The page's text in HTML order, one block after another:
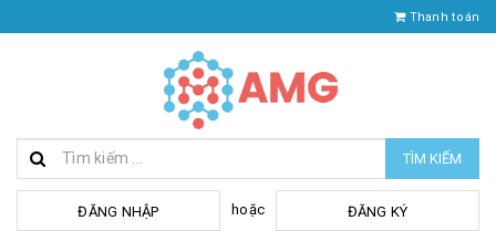
Thanh toán
TÌM KIẾM
ĐĂNG NHẬP hoặc ĐĂNG KÝ